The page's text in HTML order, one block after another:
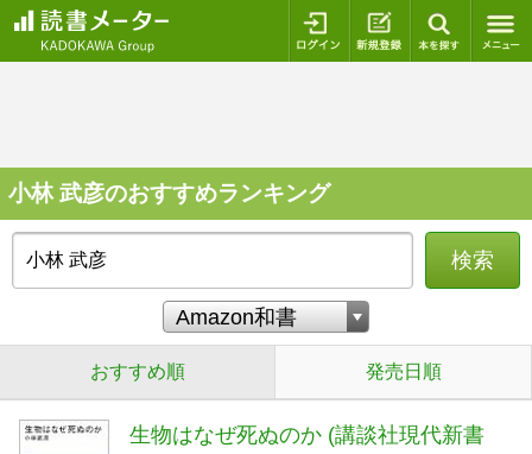
ログイン 新規登録
小林 武彦のおすすめランキング
検索
おすすめ順 発売日順
生物はなぜ死ぬのか (講談社現代新書